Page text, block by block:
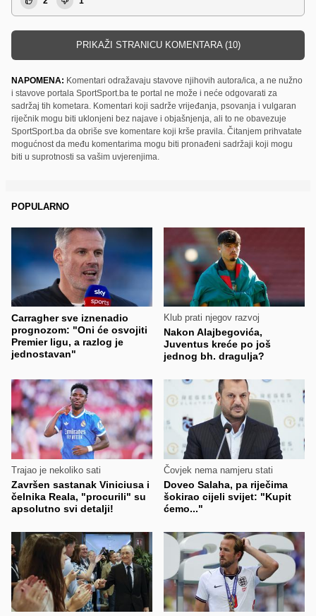
PRIKAŽI STRANICU KOMENTARA (10)
NAPOMENA: Komentari odražavaju stavove njihovih autora/ica, a ne nužno
i stavove portala SportSport.ba te portal ne može i neće odgovarati za
sadržaj tih kometara. Komentari koji sadrže vrijeđanja, psovanja i vulgaran
riječnik mogu biti uklonjeni bez najave i objašnjenja, ali to ne obavezuje
SportSport.ba da obriše sve komentare koji krše pravila. Čitanjem prihvatate
mogućnost da među komentarima mogu biti pronađeni sadržaji koji mogu
biti u suprotnosti sa vašim uvjerenjima.
POPULARNO
Carragher sve iznenadio
prognozom: "Oni će osvojiti
Premier ligu, a razlog je
jednostavan"
Klub prati njegov razvoj
Nakon Alajbegovića,
Juventus kreće po još
jednog bh. dragulja?
Trajao je nekoliko sati
Završen sastanak Viniciusa i
čelnika Reala, "procurili" su
apsolutno svi detalji!
Čovjek nema namjeru stati
Doveo Salaha, pa riječima
šokirao cijeli svijet: "Kupit
ćemo..."